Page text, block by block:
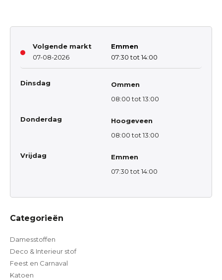
Volgende markt
07-08-2026
Emmen
07:30 tot 14:00
Dinsdag
Ommen
08:00 tot 13:00
Donderdag
Hoogeveen
08:00 tot 13:00
Vrijdag
Emmen
07:30 tot 14:00
Categorieën
Damesstoffen
Deco & Interieur stof
Feest en Carnaval
Katoen